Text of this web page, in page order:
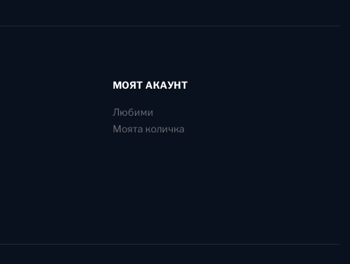
МОЯТ АКАУНТ
Любими
Моята количка